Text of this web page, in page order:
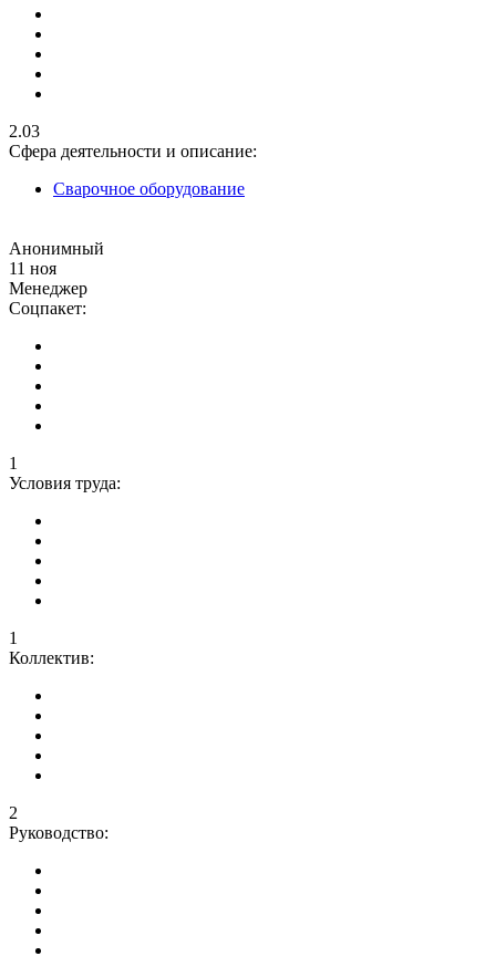
2.03
Сфера деятельности и описание:
Сварочное оборудование
Анонимный
11 ноя
Менеджер
Соцпакет:
1
Условия труда:
1
Коллектив:
2
Руководство: